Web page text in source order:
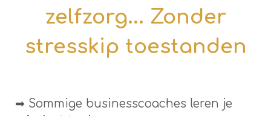
zelfzorg... Zonder
stresskip toestanden
➡ Sommige businesscoaches leren je